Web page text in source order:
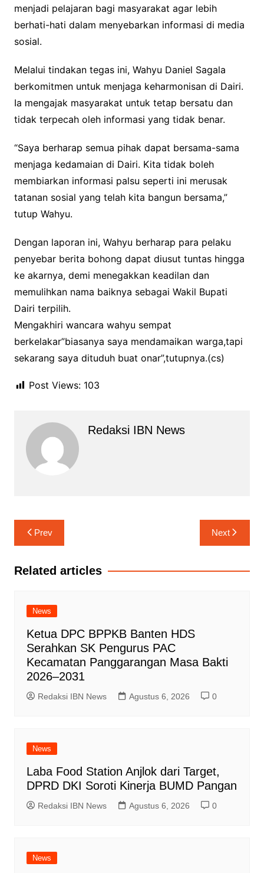
menjadi pelajaran bagi masyarakat agar lebih
berhati-hati dalam menyebarkan informasi di media
sosial.
Melalui tindakan tegas ini, Wahyu Daniel Sagala
berkomitmen untuk menjaga keharmonisan di Dairi.
Ia mengajak masyarakat untuk tetap bersatu dan
tidak terpecah oleh informasi yang tidak benar.
“Saya berharap semua pihak dapat bersama-sama
menjaga kedamaian di Dairi. Kita tidak boleh
membiarkan informasi palsu seperti ini merusak
tatanan sosial yang telah kita bangun bersama,”
tutup Wahyu.
Dengan laporan ini, Wahyu berharap para pelaku
penyebar berita bohong dapat diusut tuntas hingga
ke akarnya, demi menegakkan keadilan dan
memulihkan nama baiknya sebagai Wakil Bupati
Dairi terpilih.
Mengakhiri wancara wahyu sempat
berkelakar”biasanya saya mendamaikan warga,tapi
sekarang saya dituduh buat onar”,tutupnya.(cs)
Post Views: 103
Redaksi IBN News
Navigasi
pos
Prev Next
Related articles
News
Ketua DPC BPPKB Banten HDS
Serahkan SK Pengurus PAC
Kecamatan Panggarangan Masa Bakti
2026–2031
Redaksi IBN News Agustus 6, 2026 0
News
Laba Food Station Anjlok dari Target,
DPRD DKI Soroti Kinerja BUMD Pangan
Redaksi IBN News Agustus 6, 2026 0
News